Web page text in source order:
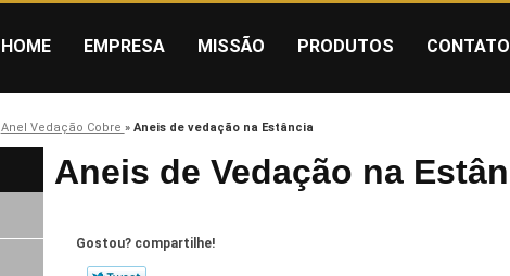
HOME EMPRESA MISSÃO PRODUTOS CONTATO
Anel Vedação Cobre » Aneis de vedação na Estância
Aneis de Vedação na
Gostou? compartilhe!